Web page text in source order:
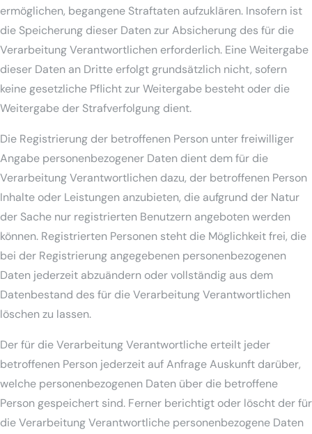
ermöglichen, begangene Straftaten aufzuklären. Insofern ist
die Speicherung dieser Daten zur Absicherung des für die
Verarbeitung Verantwortlichen erforderlich. Eine Weitergabe
dieser Daten an Dritte erfolgt grundsätzlich nicht, sofern
keine gesetzliche Pflicht zur Weitergabe besteht oder die
Weitergabe der Strafverfolgung dient.
Die Registrierung der betroffenen Person unter freiwilliger
Angabe personenbezogener Daten dient dem für die
Verarbeitung Verantwortlichen dazu, der betroffenen Person
Inhalte oder Leistungen anzubieten, die aufgrund der Natur
der Sache nur registrierten Benutzern angeboten werden
können. Registrierten Personen steht die Möglichkeit frei, die
bei der Registrierung angegebenen personenbezogenen
Daten jederzeit abzuändern oder vollständig aus dem
Datenbestand des für die Verarbeitung Verantwortlichen
löschen zu lassen.
Der für die Verarbeitung Verantwortliche erteilt jeder
betroffenen Person jederzeit auf Anfrage Auskunft darüber,
welche personenbezogenen Daten über die betroffene
Person gespeichert sind. Ferner berichtigt oder löscht der für
die Verarbeitung Verantwortliche personenbezogene Daten